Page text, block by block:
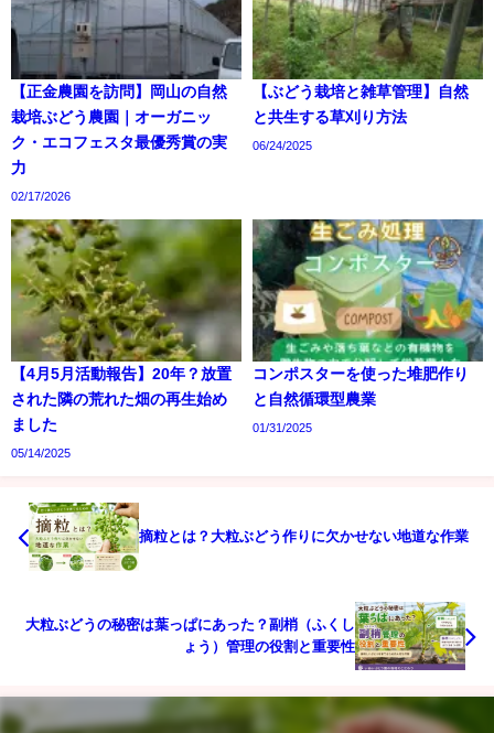
【正金農園を訪問】岡山の自然
栽培ぶどう農園｜オーガニッ
ク・エコフェスタ最優秀賞の実
力
02/17/2026
【ぶどう栽培と雑草管理】自然
と共生する草刈り方法
06/24/2025
【4月5月活動報告】20年？放置
された隣の荒れた畑の再生始め
ました
05/14/2025
コンポスターを使った堆肥作り
と自然循環型農業
01/31/2025
摘粒とは？大粒ぶどう作りに欠かせない地道な作業
大粒ぶどうの秘密は葉っぱにあった？副梢（ふくし
ょう）管理の役割と重要性